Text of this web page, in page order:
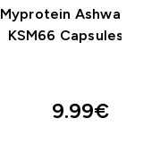
Myprotein
KSM66 Capsules
9.99€‎